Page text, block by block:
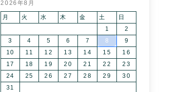
2026年8月
月 火 水 木 金 土
日
1
2
3
4 5 6 7 8
9
10
11 12 13 14 15
16
17
18 19 20 21 22
23
24
25 26 27 28 29
30
31